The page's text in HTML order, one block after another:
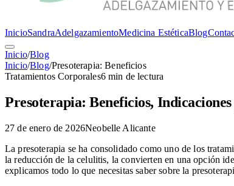
InicioSandraAdelgazamientoMedicina EstéticaBlog
Inicio/Blog
Inicio/Blog/Presoterapia: Beneficios
Tratamientos Corporales6 min de lectura
Presoterapia: Beneficios, Indicaciones
27 de enero de 2026Neobelle Alicante
La presoterapia se ha consolidado como uno de los
la reducción de la celulitis, la convierten en una opción
explicamos todo lo que necesitas saber sobre la